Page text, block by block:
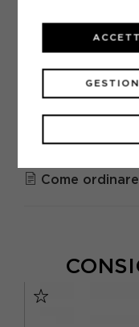
PIÙ
SCHEDA
GUIDA ALLE
Come